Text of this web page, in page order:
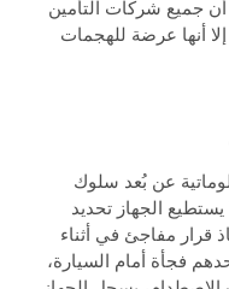
أن جميع شركات التأمين
أنها عرضة للهجمات
عن بُعد سلوك
الجهاز تحديد
قرار مفاجئ في أثناء
فجأة أمام السيارة،